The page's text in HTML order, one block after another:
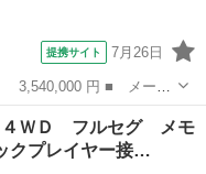
提携サイト 7月26日
レード名： Ｇ Ｚパ
モリーナビ バックカ
４ＷＤ フルセグ メモ
クプレイヤー接…